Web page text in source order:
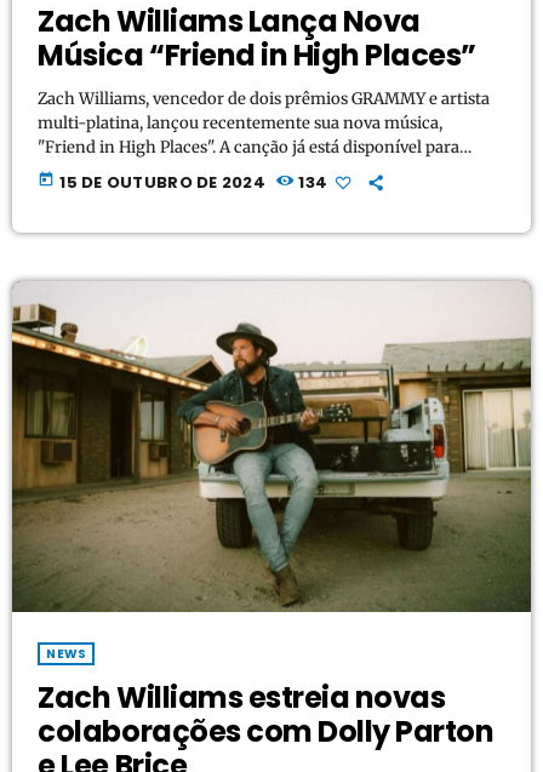
Zach Williams Lança Nova
Música “Friend in High Places”
Zach Williams, vencedor de dois prêmios GRAMMY e artista
multi-platina, lançou recentemente sua nova música,
"Friend in High Places". A canção já está disponível para
download e streaming em todas as plataformas digitais. Este
lançamento sucede seu álbum ao vivo, Austin City Limits Live
today 15 DE OUTUBRO DE 2024 134
NEWS
Zach Williams estreia novas
colaborações com Dolly Parton